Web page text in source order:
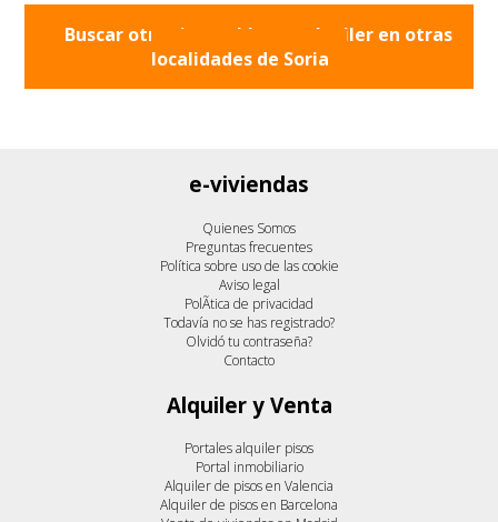
Buscar otros inmuebles en alquiler en otras
localidades de Soria
e-viviendas
Quienes Somos
Preguntas frecuentes
Política sobre uso de las cookie
Aviso legal
PolÃ­tica de privacidad
Todavía no se has registrado?
Olvidó tu contraseña?
Contacto
Alquiler y Venta
Portales alquiler pisos
Portal inmobiliario
Alquiler de pisos en Valencia
Alquiler de pisos en Barcelona